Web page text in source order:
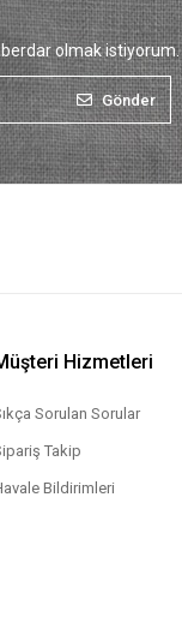
olmak istiyorum.
Gönder
Hizmetleri
Sorulan Sorular
Takip
Bildirimleri